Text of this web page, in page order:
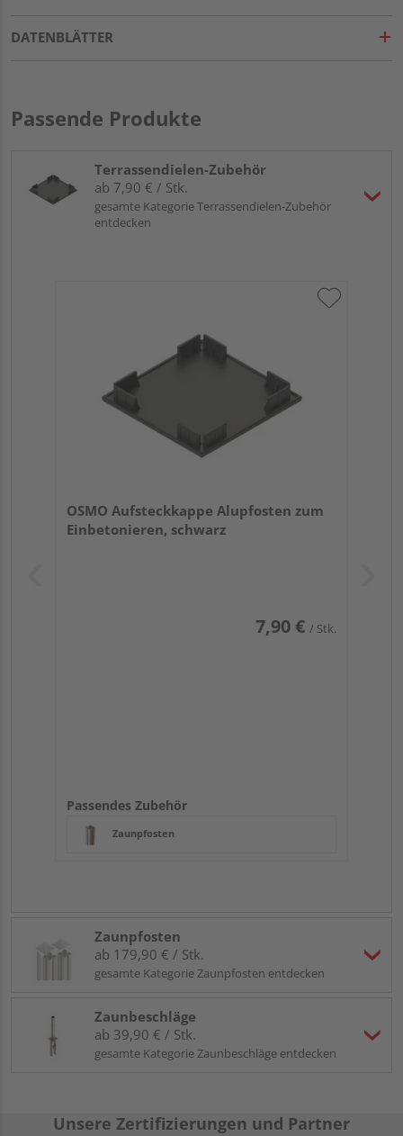
DATENBLÄTTER
Passende Produkte
Terrassendielen-Zubehör
ab 7,90 € / Stk.
gesamte Kategorie Terrassendielen-Zubehör
entdecken
OSMO Aufsteckkappe Alupfosten zum
Einbetonieren, schwarz
7,90 € / Stk.
Passendes Zubehör
Zaunpfosten
Zaunpfosten
ab 179,90 € / Stk.
gesamte Kategorie Zaunpfosten entdecken
Zaunbeschläge
ab 39,90 € / Stk.
gesamte Kategorie Zaunbeschläge entdecken
Unsere Zertifizierungen und Partner